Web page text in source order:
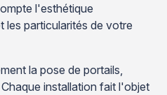
l'esthétique
les particularités de votre
la pose de portails,
installation fait l'objet